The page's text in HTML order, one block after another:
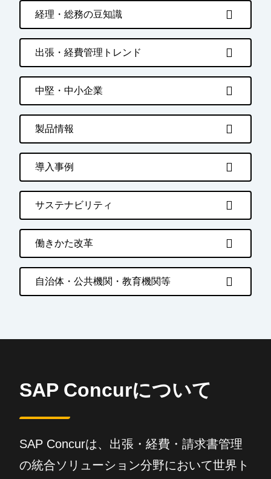
経理・総務の豆知識
出張・経費管理トレンド
中堅・中小企業
製品情報
導入事例
サステナビリティ
働きかた改革
自治体・公共機関・教育機関等
SAP Concurについて
SAP Concurは、出張・経費・請求書管理
の統合ソリューション分野において世界ト